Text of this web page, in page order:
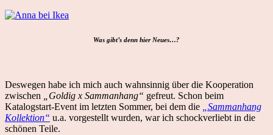
Was gibt’s denn hier Neues…?
Deswegen habe ich mich auch wahnsinnig über die Kooperation
zwischen
„Goldig x Sammanhang“ gefreut. Schon beim
Katalogstart-Event im letzten Sommer, bei dem die
„Sammanhang
Kollektion“ u.a. vorgestellt wurden, war ich schockverliebt in die
schönen Teile.